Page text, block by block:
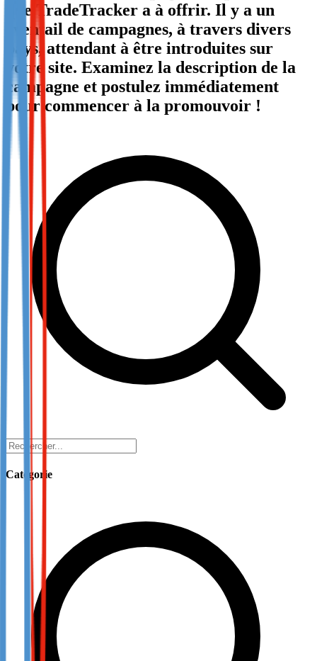
Not already our Publisher?
Sign up here
que TradeTracker a à offrir. Il y a un
éventail de campagnes, à travers divers
pays, attendant à être introduites sur
votre site. Examinez la description de la
campagne et postulez immédiatement
pour commencer à la promouvoir !
Catégorie